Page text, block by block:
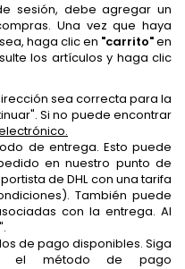
sesión, debe agregar un
Una vez que haya
haga clic en "carrito"en
los artículos y haga clic
sea correcta para la
Si no puede encontrar
de entrega. Esto puede
en nuestro punto de
de DHL con una tarifa
También puede
con la entrega. Al
de pago disponibles. Siga
el método de pago